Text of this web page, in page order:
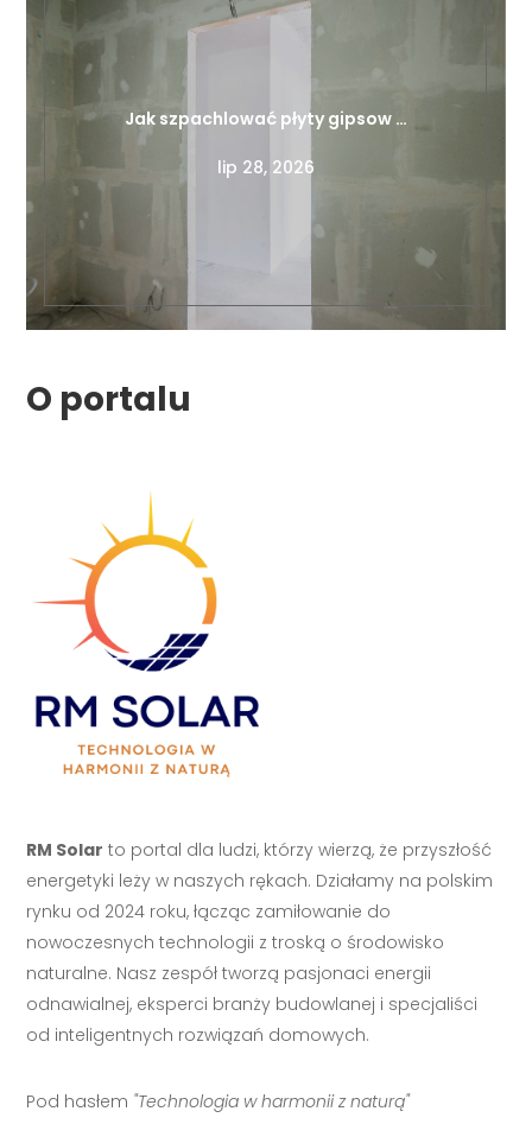
Jak szpachlować płyty gipsow …
lip 28, 2026
O portalu
RM Solar to portal dla ludzi, którzy wierzą, że przyszłość
energetyki leży w naszych rękach. Działamy na polskim
rynku od 2024 roku, łącząc zamiłowanie do
nowoczesnych technologii z troską o środowisko
naturalne. Nasz zespół tworzą pasjonaci energii
odnawialnej, eksperci branży budowlanej i specjaliści
od inteligentnych rozwiązań domowych.
Pod hasłem "Technologia w harmonii z naturą"